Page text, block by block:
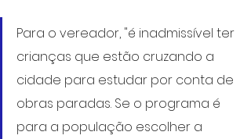
Para o vereador, "é inadmissível ter
crianças que estão cruzando a
cidade para estudar por conta de
obras paradas. Se o programa é
para a população escolher a